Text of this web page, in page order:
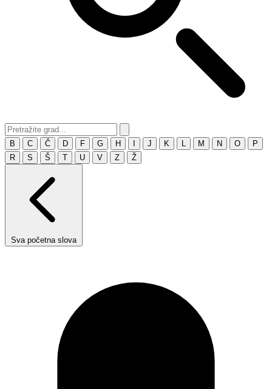
B C Č D F G H J K M N O
P
R
S Š T U V Z Ž
Sva početna slova